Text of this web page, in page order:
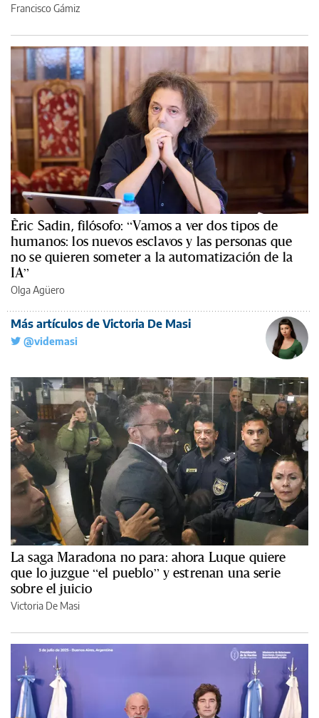
Francisco Gámiz
Èric Sadin, filósofo: “Vamos a ver dos tipos de
humanos: los nuevos esclavos y las personas que
no se quieren someter a la automatización de la
IA”
Olga Agüero
Más artículos de Victoria De Masi
@videmasi
La saga Maradona no para: ahora Luque quiere
que lo juzgue “el pueblo” y estrenan una serie
sobre el juicio
Victoria De Masi